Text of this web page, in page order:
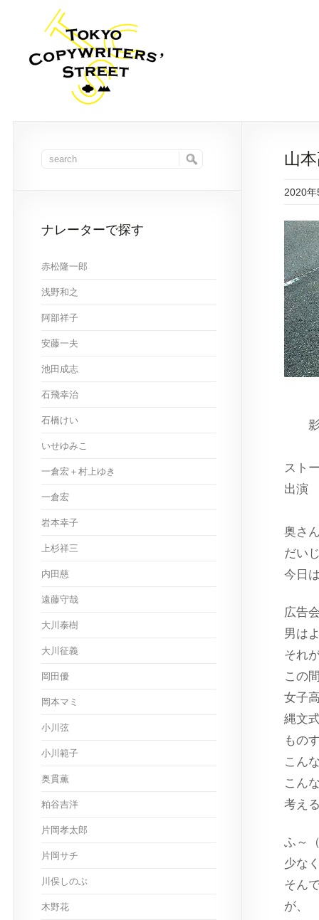
山
2020
スト
出
奥さ
だい
今日
広告
男は
それ
この
女子
縄文
もの
こん
こん
考え
ふ～
少な
そん
が、
ナレーターで探す
赤松隆一郎
浅野和之
阿部祥子
安藤一夫
池田成志
石飛幸治
石橋けい
いせゆみこ
一倉宏＋村上ゆき
一倉宏
岩本幸子
上杉祥三
内田慈
遠藤守哉
大川泰樹
大川征義
岡田優
岡本マミ
小川弦
小川範子
奥貫薫
粕谷吉洋
片岡孝太郎
片岡サチ
川俣しのぶ
木野花